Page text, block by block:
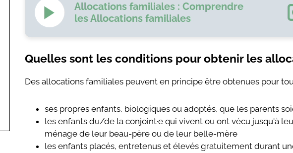
Allocations familiales : Comprendre
les Allocations familiales
Quelles sont les conditions pour obtenir les
Des allocations familiales peuvent en principe être obtenues pour
ses propres enfants, biologiques ou adoptés, que les parents
les enfants du/de la conjoint·e qui vivent ou ont vécu jusqu'à
ménage de leur beau-père ou de leur belle-mère
les enfants placés, entretenus et élevés gratuitement durant